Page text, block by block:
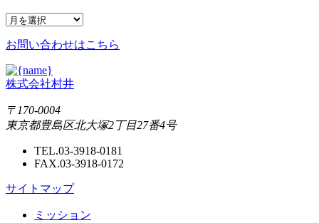
お問い合わせはこちら
株式会社村井
〒170-0004
東京都豊島区北大塚2丁目27番4号
TEL.03-3918-0181
FAX.03-3918-0172
サイトマップ
ミッション